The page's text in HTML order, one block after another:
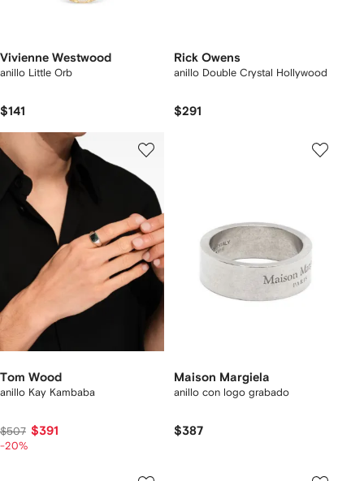
Vivienne Westwood
anillo Little Orb
$141
Rick Owens
anillo Double Crystal Hollywood
$291
Tom Wood
anillo Kay Kambaba
$507 $391
-20%
Maison Margiela
anillo con logo grabado
$387